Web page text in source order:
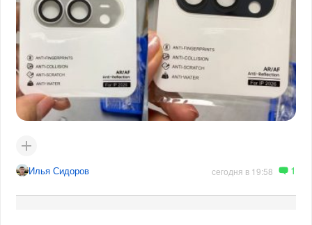
Илья Сидоров сегодня в 19:58 1